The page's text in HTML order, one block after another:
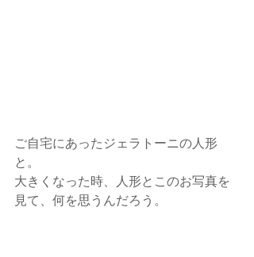
ご自宅にあったジェラトーニの人形
と。
大きくなった時、人形とこのお写真を
見て、何を思うんだろう。